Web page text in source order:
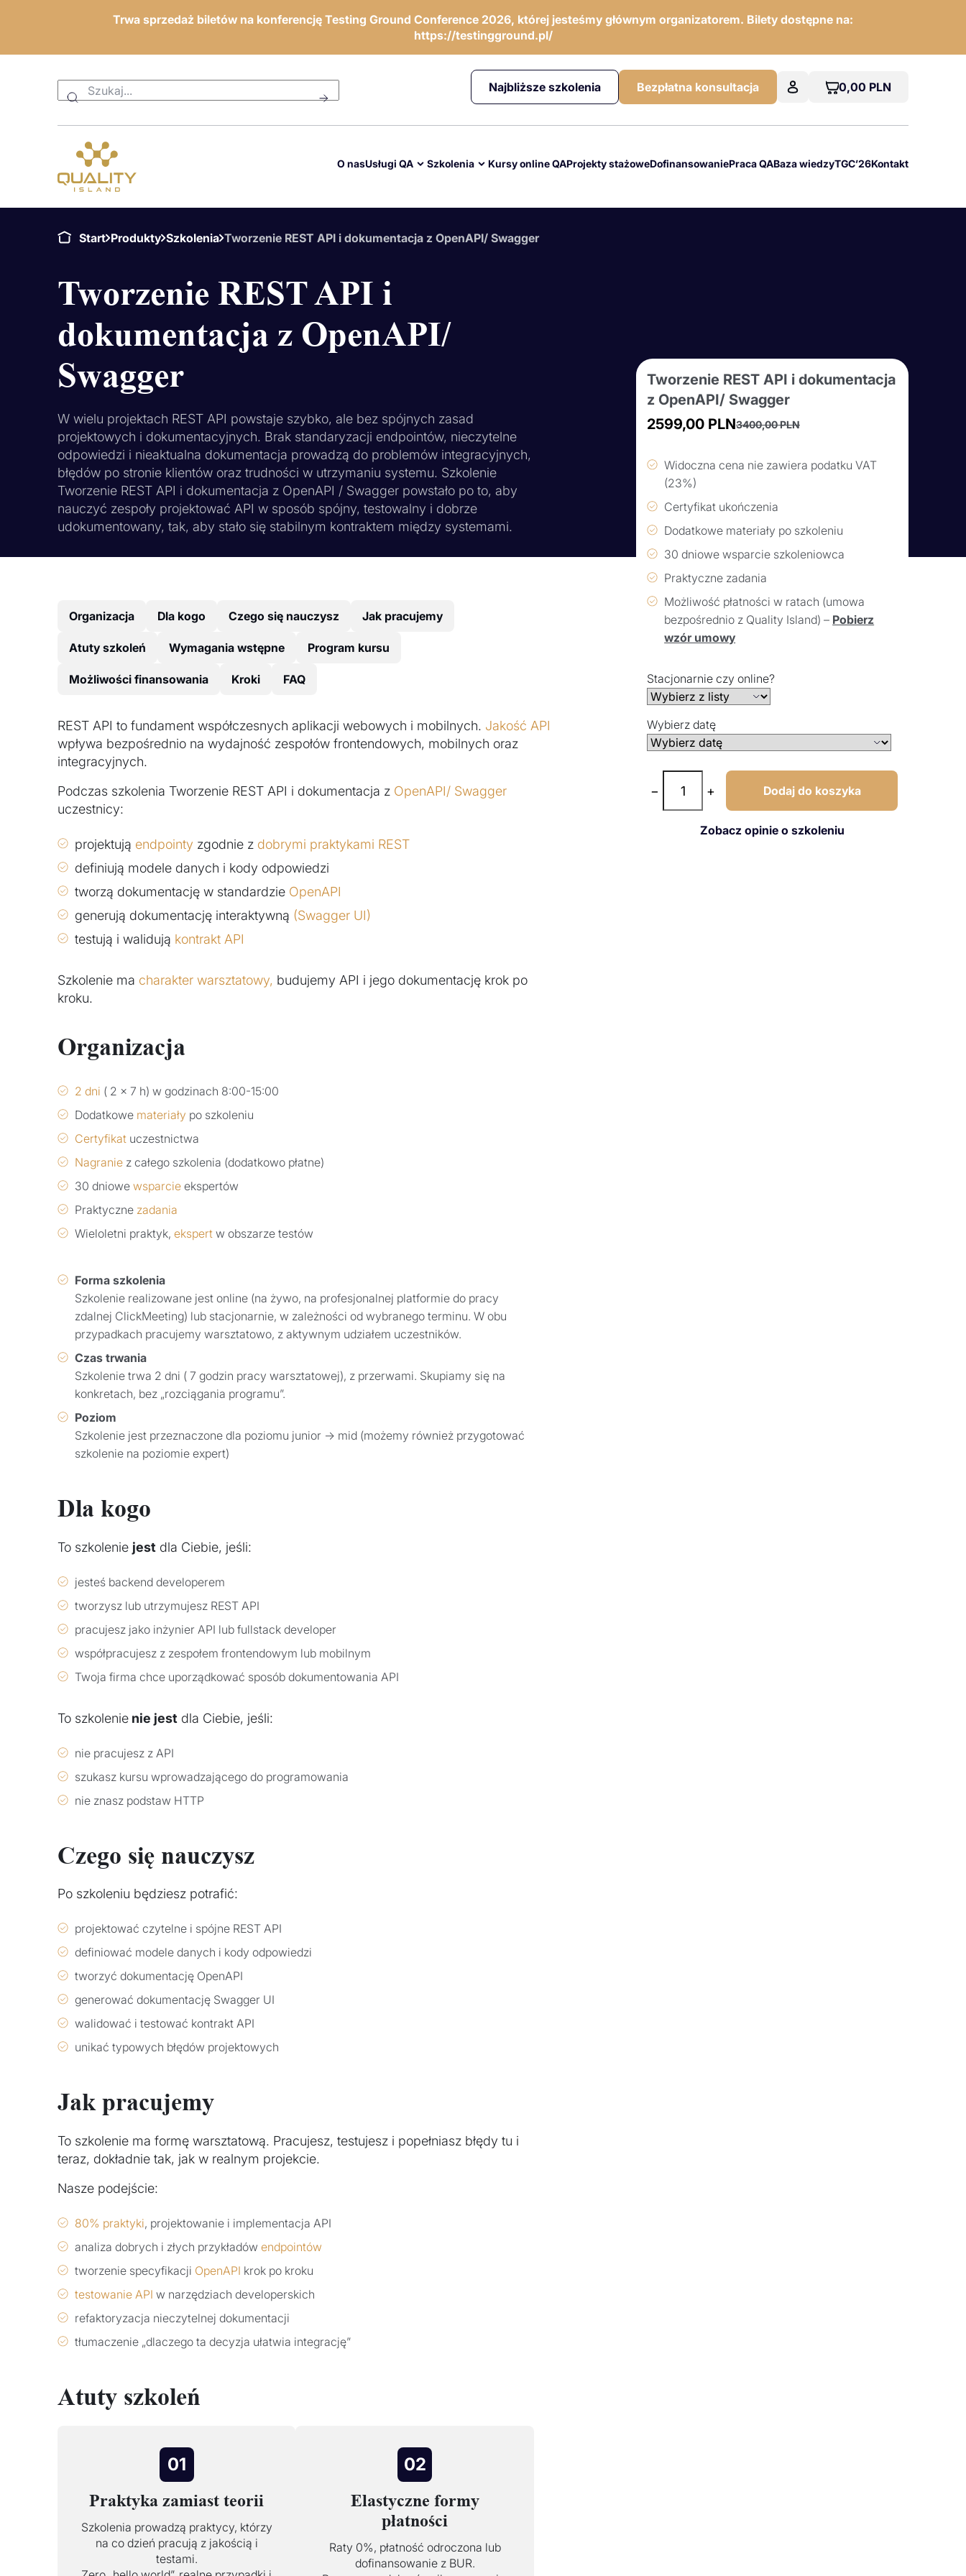
Trwa sprzedaż biletów na konferencję Testing Ground Conference 2026, której jesteśmy głównym organizatorem. Bilety dostępne na:
https://testingground.pl/
Najbliższe szkolenia Bezpłatna konsultacja 0,00 PLN
O nasUsługi QA Szkolenia Kursy online QAProjekty stażoweDofinansowaniePraca QABaza wiedzyTGC’26Kontakt
Start Produkty Szkolenia Tworzenie REST API i dokumentacja z OpenAPI/ Swagger
Tworzenie REST API i
dokumentacja z OpenAPI/
Swagger
W wielu projektach REST API powstaje szybko, ale bez spójnych zasad
projektowych i dokumentacyjnych. Brak standaryzacji endpointów, nieczytelne
odpowiedzi i nieaktualna dokumentacja prowadzą do problemów integracyjnych,
błędów po stronie klientów oraz trudności w utrzymaniu systemu. Szkolenie
Tworzenie REST API i dokumentacja z OpenAPI / Swagger powstało po to, aby
nauczyć zespoły projektować API w sposób spójny, testowalny i dobrze
udokumentowany, tak, aby stało się stabilnym kontraktem między systemami.
Tworzenie REST API i dokumentacja
z OpenAPI/ Swagger
3400,00PLN
cena
wynosiła:
2599,00 PLN
cena
wynosi:
Widoczna cena nie zawiera podatku VAT
(23%)
Certyfikat ukończenia
Dodatkowe materiały po szkoleniu
30 dniowe wsparcie szkoleniowca
Praktyczne zadania
Możliwość płatności w ratach (umowa
bezpośrednio z Quality Island) – Pobierz
wzór umowy
Stacjonarnie czy online?
Wybierz datę
− + Dodaj do koszyka
Zobacz opinie o szkoleniu
Organizacja Dla kogo Czego się nauczysz Jak pracujemy
Atuty szkoleń Wymagania wstępne Program kursu
Możliwości finansowania Kroki FAQ
REST API to fundament współczesnych aplikacji webowych i mobilnych. Jakość API
wpływa bezpośrednio na wydajność zespołów frontendowych, mobilnych oraz
integracyjnych.
Podczas szkolenia Tworzenie REST API i dokumentacja z OpenAPI/ Swagger
uczestnicy:
projektują endpointy zgodnie z dobrymi praktykami REST
definiują modele danych i kody odpowiedzi
tworzą dokumentację w standardzie OpenAPI
generują dokumentację interaktywną (Swagger UI)
testują i walidują kontrakt API
Szkolenie ma charakter warsztatowy, budujemy API i jego dokumentację krok po
kroku.
Organizacja
2 dni ( 2 x 7 h) w godzinach 8:00-15:00
Dodatkowe materiały po szkoleniu
Certyfikat uczestnictwa
Nagranie z całego szkolenia (dodatkowo płatne)
30 dniowe wsparcie ekspertów
Praktyczne zadania
Wieloletni praktyk, ekspert w obszarze testów
Forma szkolenia
Szkolenie realizowane jest online (na żywo, na profesjonalnej platformie do pracy
zdalnej ClickMeeting) lub stacjonarnie, w zależności od wybranego terminu. W obu
przypadkach pracujemy warsztatowo, z aktywnym udziałem uczestników.
Czas trwania
Szkolenie trwa 2 dni ( 7 godzin pracy warsztatowej), z przerwami. Skupiamy się na
konkretach, bez „rozciągania programu”.
Poziom
Szkolenie jest przeznaczone dla poziomu junior → mid (możemy również przygotować
szkolenie na poziomie expert)
Dla kogo
To szkolenie jest dla Ciebie, jeśli:
jesteś backend developerem
tworzysz lub utrzymujesz REST API
pracujesz jako inżynier API lub fullstack developer
współpracujesz z zespołem frontendowym lub mobilnym
Twoja firma chce uporządkować sposób dokumentowania API
To szkolenie nie jest dla Ciebie, jeśli:
nie pracujesz z API
szukasz kursu wprowadzającego do programowania
nie znasz podstaw HTTP
Czego się nauczysz
Po szkoleniu będziesz potrafić:
projektować czytelne i spójne REST API
definiować modele danych i kody odpowiedzi
tworzyć dokumentację OpenAPI
generować dokumentację Swagger UI
walidować i testować kontrakt API
unikać typowych błędów projektowych
Jak pracujemy
To szkolenie ma formę warsztatową. Pracujesz, testujesz i popełniasz błędy tu i
teraz, dokładnie tak, jak w realnym projekcie.
Nasze podejście:
80% praktyki, projektowanie i implementacja API
analiza dobrych i złych przykładów endpointów
tworzenie specyfikacji OpenAPI krok po kroku
testowanie API w narzędziach developerskich
refaktoryzacja nieczytelnej dokumentacji
tłumaczenie „dlaczego ta decyzja ułatwia integrację”
Atuty szkoleń
01
Praktyka zamiast teorii
Szkolenia prowadzą praktycy, którzy
na co dzień pracują z jakością i
testami.
02
Elastyczne formy
płatności
Raty 0%, płatność odroczona lub
dofinansowanie z BUR.